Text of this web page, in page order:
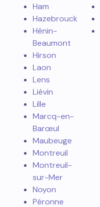
Ham
Hazebrouck
Hénin-
Beaumont
Hirson
Laon
Lens
Liévin
Lille
Marcq-en-
Barœul
Maubeuge
Montreuil
Montreuil-
sur-Mer
Noyon
Péronne